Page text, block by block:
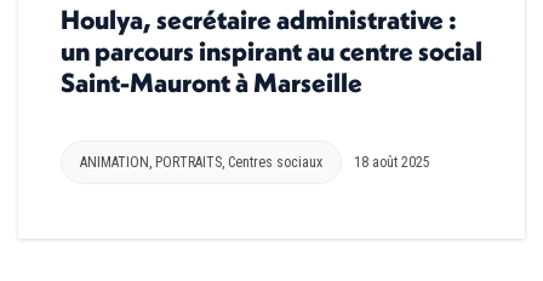
Houlya, secrétaire administrative :
un parcours inspirant au centre social
Saint-Mauront à Marseille
ANIMATION PORTRAITS Centres sociaux 18 août 2025